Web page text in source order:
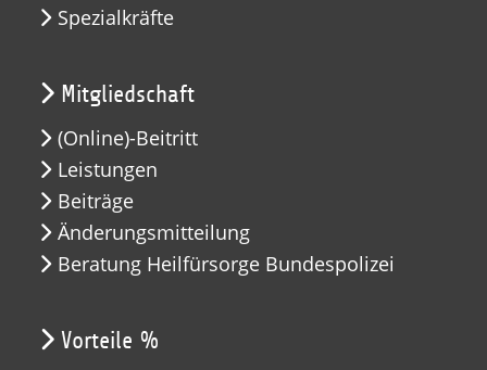
Spezialkräfte
Mitgliedschaft
(Online)-Beitritt
Leistungen
Beiträge
Änderungsmitteilung
Beratung Heilfürsorge Bundespolizei
Vorteile %